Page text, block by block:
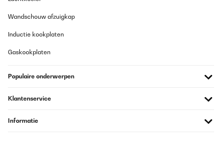
Mir geht es nur ums Ambiente, daher kann ich zur Heizfunktion
lässt allerdings zu wünschen übrig, aber ich bekam es auch
Auf jeden Fall eine Kaufempfehlung
Vertaal
04/11/2022
Wandschouw afzuigkap
Inductie kookplaten
Gaskookplaten
Populaire onderwerpen
Klantenservice
Informatie